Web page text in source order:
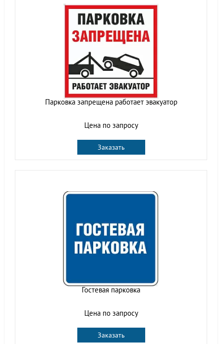
Парковка запрещена работает эвакуатор
Цена по запросу
Заказать
Гостевая парковка
Цена по запросу
Заказать